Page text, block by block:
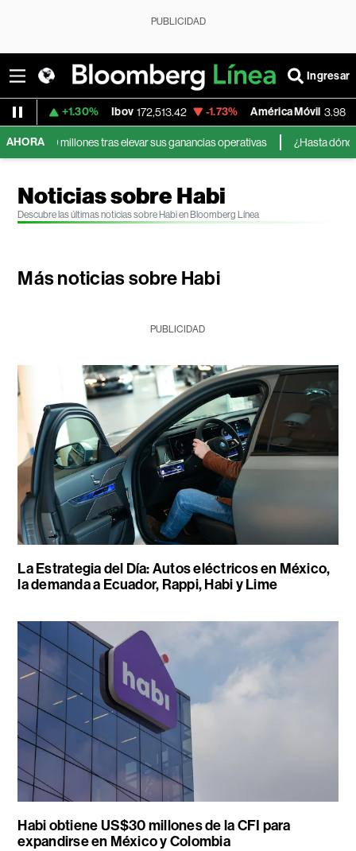
PUBLICIDAD
Ingresar
Ibov 172,513.42 -1.73% América Móvil 3.98 +3.11%
AHORAtras elevar sus ganancias operativas ¿Hasta dónde pueden
Noticias sobre Habi
Descubre las últimas noticias sobre Habi en Bloomberg Línea
Más noticias sobre Habi
PUBLICIDAD
La Estrategia del Día: Autos eléctricos en México,
la demanda a Ecuador, Rappi, Habi y Lime
Habi obtiene US$30 millones de la CFI para
expandirse en México y Colombia